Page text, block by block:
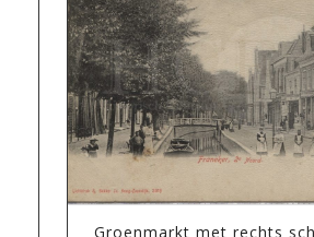
Groenmarkt met rechts